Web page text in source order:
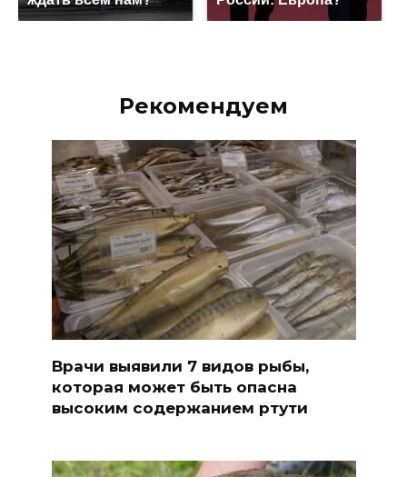
Рекомендуем
Врачи выявили 7 видов рыбы,
которая может быть опасна
высоким содержанием ртути